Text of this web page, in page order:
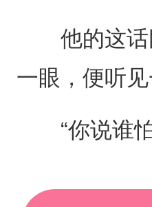
他的这话
一眼，便听
“你说谁怕